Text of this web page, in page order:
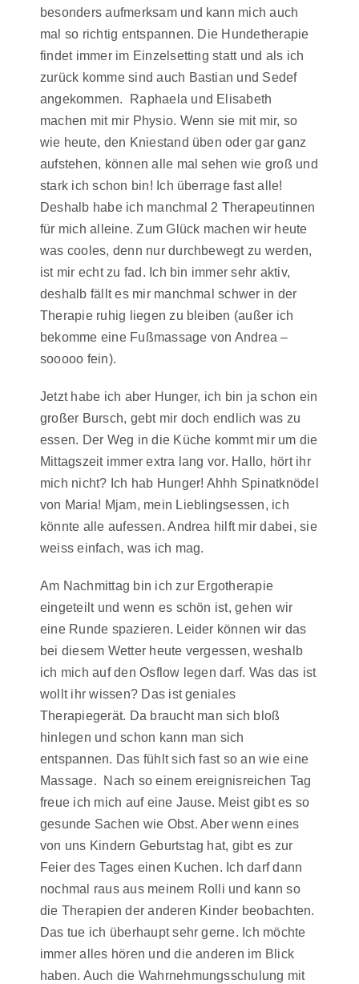
besonders aufmerksam und kann mich auch
mal so richtig entspannen. Die Hundetherapie
findet immer im Einzelsetting statt und als ich
zurück komme sind auch Bastian und Sedef
angekommen. Raphaela und Elisabeth
machen mit mir Physio. Wenn sie mit mir, so
wie heute, den Kniestand üben oder gar ganz
aufstehen, können alle mal sehen wie groß und
stark ich schon bin! Ich überrage fast alle!
Deshalb habe ich manchmal 2 Therapeutinnen
für mich alleine. Zum Glück machen wir heute
was cooles, denn nur durchbewegt zu werden,
ist mir echt zu fad. Ich bin immer sehr aktiv,
deshalb fällt es mir manchmal schwer in der
Therapie ruhig liegen zu bleiben (außer ich
bekomme eine Fußmassage von Andrea –
sooooo fein).
Jetzt habe ich aber Hunger, ich bin ja schon ein
großer Bursch, gebt mir doch endlich was zu
essen. Der Weg in die Küche kommt mir um die
Mittagszeit immer extra lang vor. Hallo, hört ihr
mich nicht? Ich hab Hunger! Ahhh Spinatknödel
von Maria! Mjam, mein Lieblingsessen, ich
könnte alle aufessen. Andrea hilft mir dabei, sie
weiss einfach, was ich mag.
Am Nachmittag bin ich zur Ergotherapie
eingeteilt und wenn es schön ist, gehen wir
eine Runde spazieren. Leider können wir das
bei diesem Wetter heute vergessen, weshalb
ich mich auf den Osflow legen darf. Was das ist
wollt ihr wissen? Das ist geniales
Therapiegerät. Da braucht man sich bloß
hinlegen und schon kann man sich
entspannen. Das fühlt sich fast so an wie eine
Massage. Nach so einem ereignisreichen Tag
freue ich mich auf eine Jause. Meist gibt es so
gesunde Sachen wie Obst. Aber wenn eines
von uns Kindern Geburtstag hat, gibt es zur
Feier des Tages einen Kuchen. Ich darf dann
nochmal raus aus meinem Rolli und kann so
die Therapien der anderen Kinder beobachten.
Das tue ich überhaupt sehr gerne. Ich möchte
immer alles hören und die anderen im Blick
haben. Auch die Wahrnehmungsschulung mit